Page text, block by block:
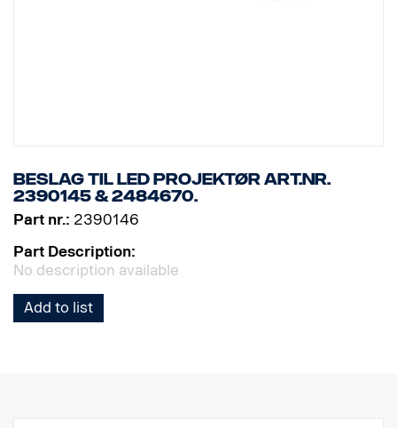
Beslag til LED projektør art.nr.
2390145 & 2484670.
Part nr.: 2390146
Part Description:
No description available
Add to list